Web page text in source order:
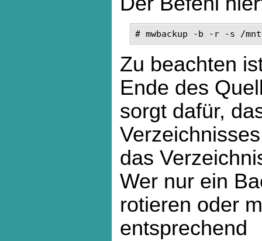
# mwbackup -b -r -s /
Zu beachten
Ende des
sorgt dafür,
das
Wer nur ein
rotieren oder
entsprechend